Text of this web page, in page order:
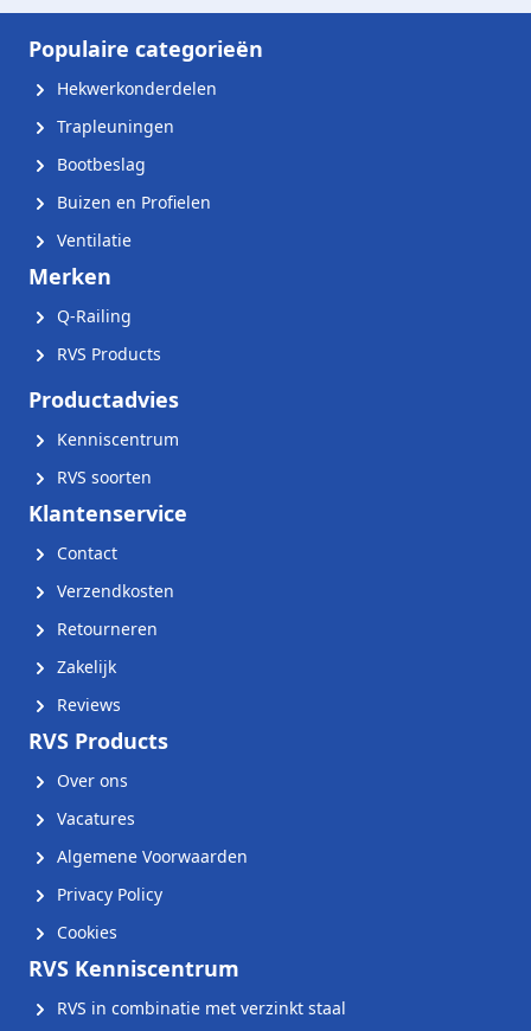
Populaire categorieën
Hekwerkonderdelen
Trapleuningen
Bootbeslag
Buizen en Profielen
Ventilatie
Merken
Q-Railing
RVS Products
Productadvies
Kenniscentrum
RVS soorten
Klantenservice
Contact
Verzendkosten
Retourneren
Zakelijk
Reviews
RVS Products
Over ons
Vacatures
Algemene Voorwaarden
Privacy Policy
Cookies
RVS Kenniscentrum
RVS in combinatie met verzinkt staal